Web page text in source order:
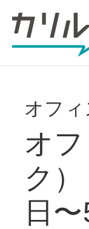
オフ
オ
ク
日